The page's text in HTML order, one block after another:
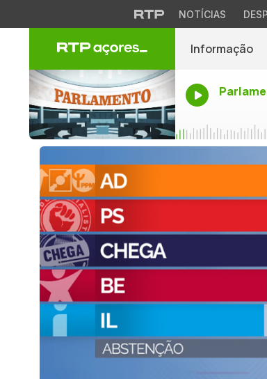
NOTÍCIAS
Informação